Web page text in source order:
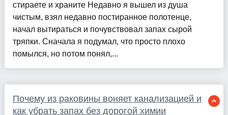
стираете и храните Недавно я вышел из душа
чистым, взял недавно постиранное полотенце,
начал вытираться и почувствовал запах сырой
тряпки. Сначала я подумал, что просто плохо
помылся, но потом понял,...
Почему из раковины воняет канализацией и
как убрать запах без дорогой химии